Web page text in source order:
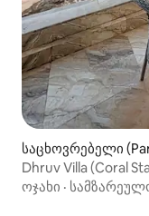
საცხოვრებელი
Dhruv Villa (Coral
და მისაღებით
ოჯახი ·